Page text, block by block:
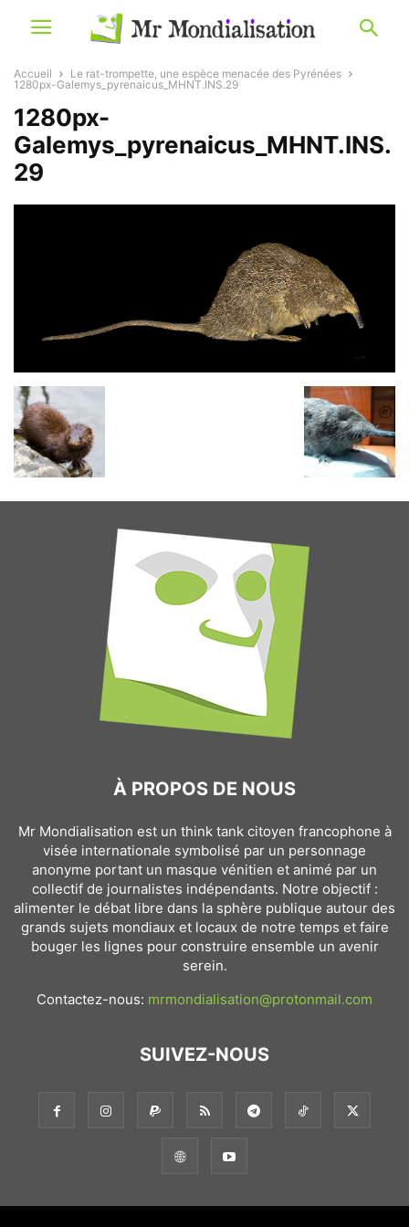
Accueil
Le rat-trompette, une espèce menacée des Pyrénées
1280px-Galemys_pyrenaicus_MHNT.INS.29
1280px-
Galemys_pyrenaicus_MHNT.INS.
29
À PROPOS DE NOUS
Mr Mondialisation est un think tank citoyen francophone à
visée internationale symbolisé par un personnage
anonyme portant un masque vénitien et animé par un
collectif de journalistes indépendants. Notre objectif :
alimenter le débat libre dans la sphère publique autour des
grands sujets mondiaux et locaux de notre temps et faire
bouger les lignes pour construire ensemble un avenir
serein.
Contactez-nous: mrmondialisation@protonmail.com
SUIVEZ-NOUS